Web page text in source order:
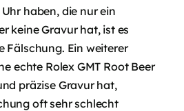
haben, die nur ein
keine Gravur hat, ist es
Fälschung. Ein weiterer
echte Rolex GMT Root Beer
präzise Gravur hat,
oft sehr schlecht